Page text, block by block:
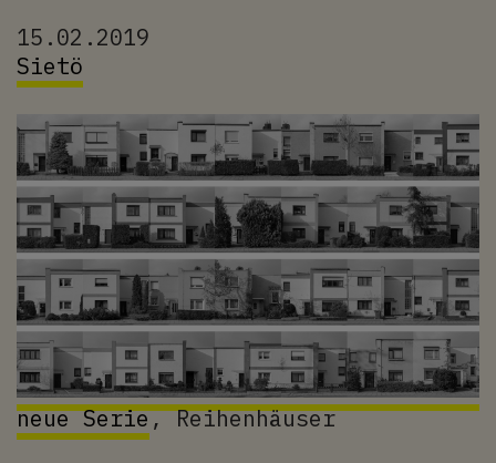
15.02.2019
Sietö
neue Serie, Reihenhäuser